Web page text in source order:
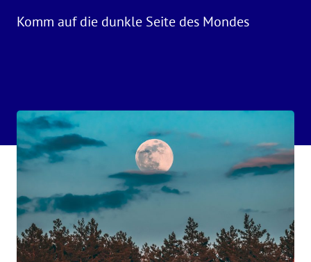
Komm auf die dunkle Seite des Mondes